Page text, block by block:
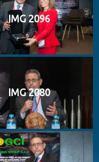
IMG 2096
IMG 2080